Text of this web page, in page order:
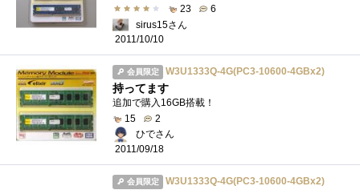
23
6
sirus15さん
2011/10/10
会員限定 W3U1333Q-4G(PC3-10600-4GBx2)
持ってます
追加で購入16GB搭載！
15
2
ひでさん
2011/09/18
会員限定 W3U1333Q-4G(PC3-10600-4GBx2)